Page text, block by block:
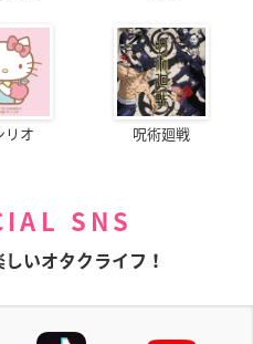
リオ 呪術廻戦
SNS
いオタクライフ！